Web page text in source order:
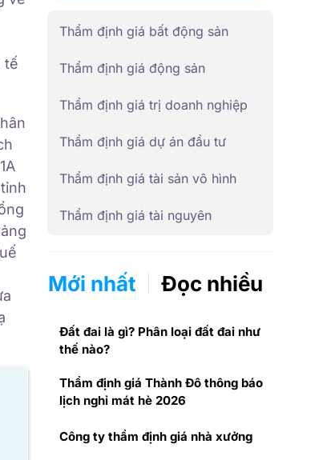
tế
Thẩm định giá bất động sản
Thẩm định giá động sản
Thẩm định giá trị doanh nghiệp
Thẩm định giá dự án đầu tư
Thẩm định giá tài sản vô hình
Thẩm định giá tài nguyên
Mới nhất Đọc nhiều
Đất đai là gì? Phân loại đất đai như
thế nào?
Thẩm định giá Thành Đô thông báo
lịch nghỉ mát hè 2026
Công ty thẩm định giá nhà xưởng